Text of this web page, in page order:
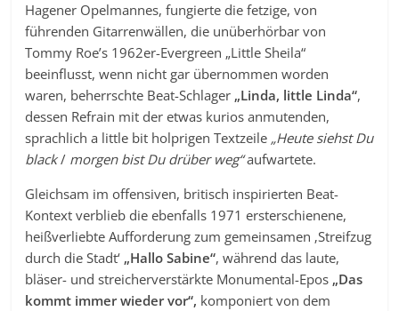
Hagener Opelmannes, fungierte die fetzige, von
führenden Gitarrenwällen, die unüberhörbar von
Tommy Roe’s 1962er-Evergreen „Little Sheila“
beeinflusst, wenn nicht gar übernommen worden
waren, beherrschte Beat-Schlager „Linda, little Linda“,
dessen Refrain mit der etwas kurios anmutenden,
sprachlich a little bit holprigen Textzeile „Heute siehst Du
black/ morgen bist Du drüber weg“aufwartete.
Gleichsam im offensiven, britisch inspirierten Beat-
Kontext verblieb die ebenfalls 1971 ersterschienene,
heißverliebte Aufforderung zum gemeinsamen ‚Streifzug
durch die Stadt‘ „Hallo Sabine“, während das laute,
bläser- und streicherverstärkte Monumental-Epos „Das
kommt immer wieder vor“, komponiert von dem